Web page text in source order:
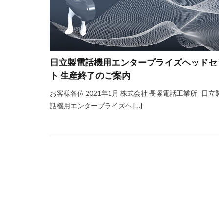
日立製電話機用エンタープライズヘッドセ
ト 生産終了のご案内
お客様各位 2021年1月 株式会社 長塚電話工業所 日立
話機用エンタープライズヘ […]